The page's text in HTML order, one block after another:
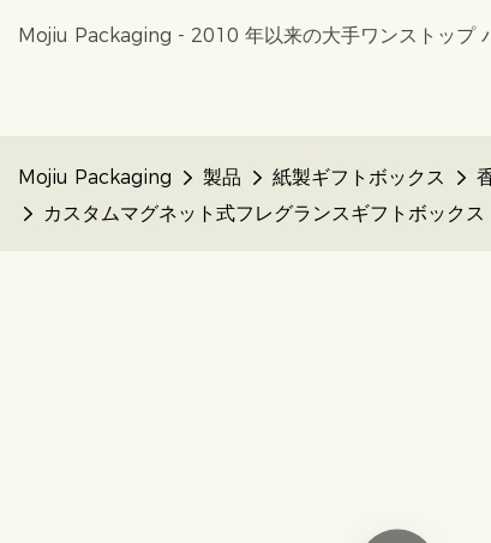
Mojiu Packaging - 2010 年以来の大手ワンストップ
Mojiu Packaging 製品 紙製ギフトボックス
カスタムマグネット式フレグランスギフトボック